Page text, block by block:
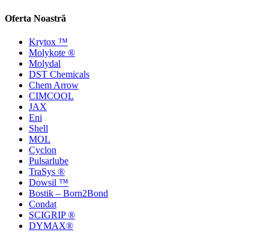
Oferta Noastră
Krytox ™
Molykote ®
Molydal
DST Chemicals
Chem Arrow
CIMCOOL
JAX
Eni
Shell
MOL
Cyclon
Pulsarlube
TraSys ®
Dowsil ™
Bostik – Born2Bond
Condat
SCIGRIP ®
DYMAX®